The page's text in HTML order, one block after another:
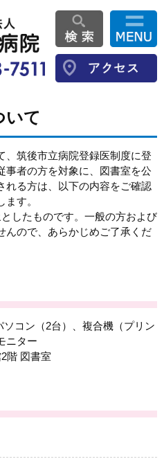
いて
、筑後市立病院登録医制度に登
事者の方を対象に、図書室を公
れる方は、以下の内容をご確認
す。
したものです。一般の方および
んので、あらかじめご了承くだ
ソコン（2台）、複合機（プリン
ニター
2階 図書室